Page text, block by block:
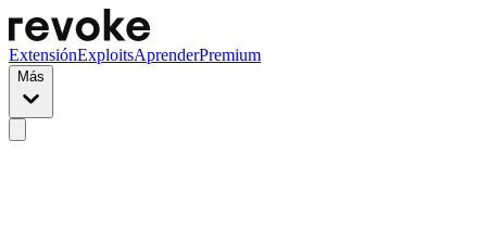
ExtensiónExploitsAprenderPremium
Más